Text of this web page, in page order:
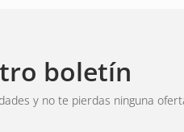
vienen con cables de
la distancia entre la
boletín
y no te pierdas ninguna